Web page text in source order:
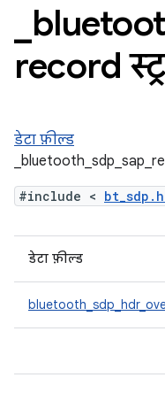
record
डेटा फ़ील्ड
#include < bt_sdp.h
डेटा फ़ील्ड